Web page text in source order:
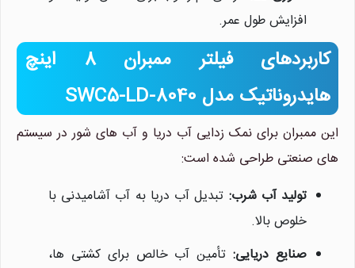
افزایش طول عمر.
کاربردهای فیلتر ممبران 8 اینچ
هایدروناتیک مدل SWC5-LD-8040
این ممبران برای نمک زدایی آب دریا و آب های شور در سیستم
های صنعتی طراحی شده است:
تولید آب شرب: تبدیل آب دریا به آب آشامیدنی با
خلوص بالا.
صنایع دریایی:تأمین آب خالص برای کشتی ها،